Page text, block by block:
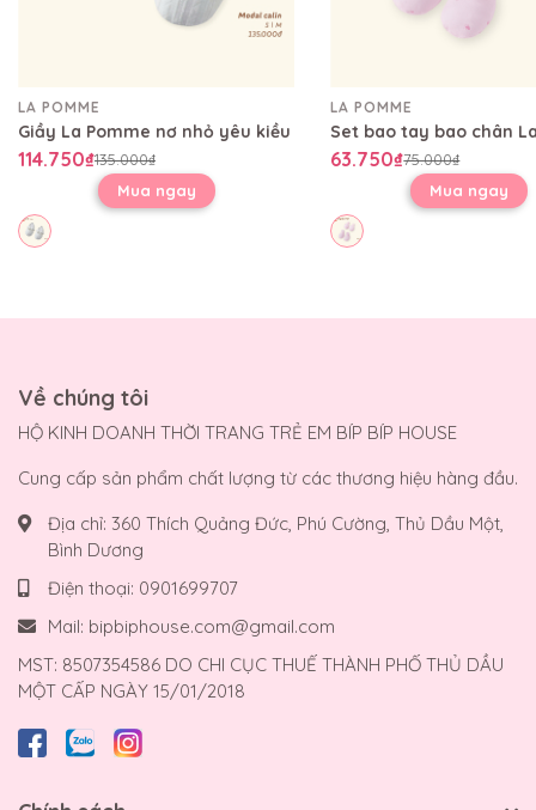
LA POMME
Giầy La Pomme nơ nhỏ yêu kiều
114.750₫135.000₫
Mua ngay
LA POMME
63.750₫75.000₫
Mua ngay
Về chúng tôi
HỘ KINH DOANH THỜI TRANG TRẺ EM BÍP BÍP HOUSE
Cung cấp sản phẩm chất lượng từ các thương hiệu hàng đầu.
Địa chỉ: 360 Thích Quảng Đức, Phú Cường, Thủ Dầu Một,
Bình Dương
Điện thoại: 0901699707
Mail: bipbiphouse.com@gmail.com
MST: 8507354586 DO CHI CỤC THUẾ THÀNH PHỐ THỦ DẦU
MỘT CẤP NGÀY 15/01/2018